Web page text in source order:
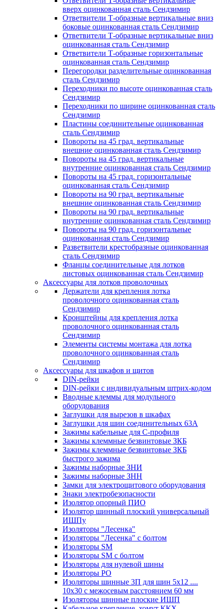
вверх оцинкованная сталь Сендзимир
Ответвители Т-образные вертикальные вниз
боковые оцинкованная сталь Сендзимир
Ответвители Т-образные вертикальные вниз
оцинкованная сталь Сендзимир
Ответвители Т-образные горизонтальные
оцинкованная сталь Сендзимир
Перегородки разделительные оцинкованная
сталь Сендзимир
Переходники по высоте оцинкованная сталь
Сендзимир
Переходники по ширине оцинкованная сталь
Сендзимир
Пластины соединительные оцинкованная
сталь Сендзимир
Повороты на 45 град. вертикальные
внешние оцинкованная сталь Сендзимир
Повороты на 45 град. вертикальные
внутренние оцинкованная сталь Сендзимир
Повороты на 45 град. горизонтальные
оцинкованная сталь Сендзимир
Повороты на 90 град. вертикальные
внешние оцинкованная сталь Сендзимир
Повороты на 90 град. вертикальные
внутренние оцинкованная сталь Сендзимир
Повороты на 90 град. горизонтальные
оцинкованная сталь Сендзимир
Разветвители крестобразные оцинкованная
сталь Сендзимир
Фланцы соединительные для лотков
листовых оцинкованная сталь Сендзимир
Аксессуары для лотков проволочных
Держатели для крепления лотка
проволочного оцинкованная сталь
Сендзимир
Кронштейны для крепления лотка
проволочного оцинкованная сталь
Сендзимир
Элементы системы монтажа для лотка
проволочного оцинкованная сталь
Сендзимир
Аксессуары для шкафов и щитов
DIN-рейки
DIN-рейки с индивидуальным штрих-кодом
Вводные клеммы для модульного
оборудования
Заглушки для вырезов в шкафах
Заглушки для шин соединительных 63А
Зажимы кабельные для С-профиля
Зажимы клеммные безвинтовые ЗКБ
Зажимы клеммные безвинтовые ЗКБ
быстрого зажима
Зажимы наборные ЗНИ
Зажимы наборные ЗНН
Замки для электрощитового оборудования
Знаки электробезопасности
Изолятор опорный ПИО
Изолятор шинный плоский универсальный
ИШПу
Изоляторы "Лесенка"
Изоляторы "Лесенка" с болтом
Изоляторы SM
Изоляторы SM c болтом
Изоляторы для нулевой шины
Изоляторы РО
Изоляторы шинные 3П для шин 5х12 ....
10х30 с межосевым расстоянием 60 мм
Изоляторы шинные плоские ИШП